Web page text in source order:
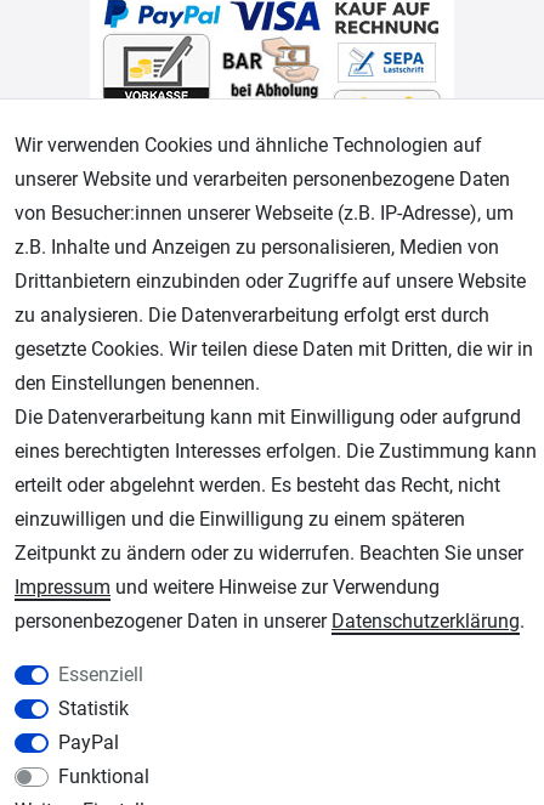
Geprüfter Shop
AGB Widerrufsrecht Datenschutz Impressum
Unsere weiteren Shops:
Schmincke-City.de
Schmincke Künstlerfarben das Gesamtsortiment
Plotter-City.com
Schneideplotter, Transferpressen, Siebdruck und Plotterfolien
Modellbau-City.com
Military + Tabletop Plastikmodelle und Modellbau Farben - Bringen Sie Farbe ins
Spiel.
Wir verwenden Cookies und ähnliche Technologien auf
unserer Website und verarbeiten personenbezogene Daten
von Besucher:innen unserer Webseite (z.B. IP-Adresse), um
z.B. Inhalte und Anzeigen zu personalisieren, Medien von
Drittanbietern einzubinden oder Zugriffe auf unsere Website
zu analysieren. Die Datenverarbeitung erfolgt erst durch
gesetzte Cookies. Wir teilen diese Daten mit Dritten, die wir in
den Einstellungen benennen.
Die Datenverarbeitung kann mit Einwilligung oder aufgrund
eines berechtigten Interesses erfolgen. Die Zustimmung kann
erteilt oder abgelehnt werden. Es besteht das Recht, nicht
einzuwilligen und die Einwilligung zu einem späteren
Zeitpunkt zu ändern oder zu widerrufen. Beachten Sie unser
Impressum und weitere Hinweise zur Verwendung
personenbezogener Daten in unserer Daten­schutz­erklärung.
Essenziell
Statistik
PayPal
Funktional